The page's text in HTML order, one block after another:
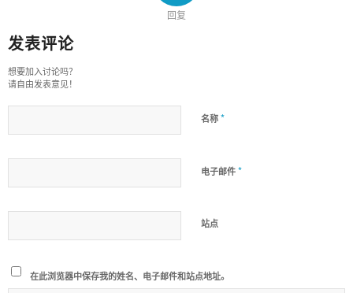
回复
发表评论
想要加入讨论吗？
请自由发表意见！
名称 *
电子邮件 *
站点
在此浏览器中保存我的姓名、电子邮件和站点地址。